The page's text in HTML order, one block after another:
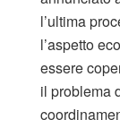
l’ultima
l’aspetto
essere
il problema